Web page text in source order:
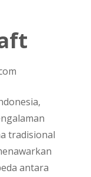
tradisional
antara